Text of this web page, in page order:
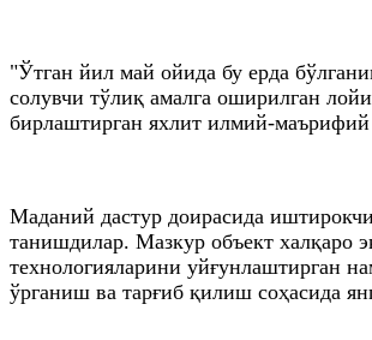
"Ўтган йил май ойида бу ерда
солувчи тўлиқ амалга оширилган
бирлаштирган яхлит илмий-
Маданий дастур доирасида
танишдилар. Мазкур объект халқаро
технологияларини уйғунлаштирган
ўрганиш ва тарғиб қилиш соҳасида